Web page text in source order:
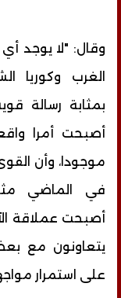
وقال: "لا يوجد
الغرب وكوريا
بمثابة رسالة
أصبحت أمرا
موجودا، وأن
في الماضي مثل
أصبحت عملاقة
يتعاونون مع
على استمرار